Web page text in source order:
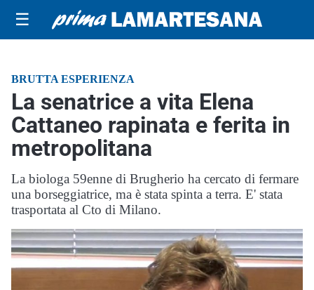
☰
BRUTTA ESPERIENZA
La senatrice a vita Elena
Cattaneo rapinata e ferita in
metropolitana
La biologa 59enne di Brugherio ha cercato di fermare
una borseggiatrice, ma è stata spinta a terra. E' stata
trasportata al Cto di Milano.